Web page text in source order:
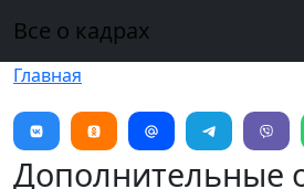
Все о кадрах
Главная
Дополнительные